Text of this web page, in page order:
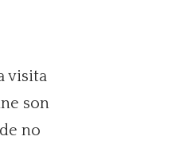
visita
son
no